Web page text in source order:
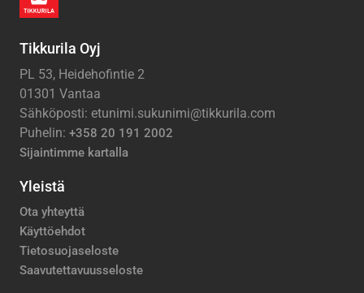
Tikkurila Oyj
PL 53, Heidehofintie 2
01301 Vantaa
Sähköposti: etunimi.sukunimi@tikkurila.com
Puhelin: +358 20 191 2002
Sijaintimme kartalla
Yleistä
Ota yhteyttä
Käyttöehdot
Tietosuojaseloste
Saavutettavuusseloste